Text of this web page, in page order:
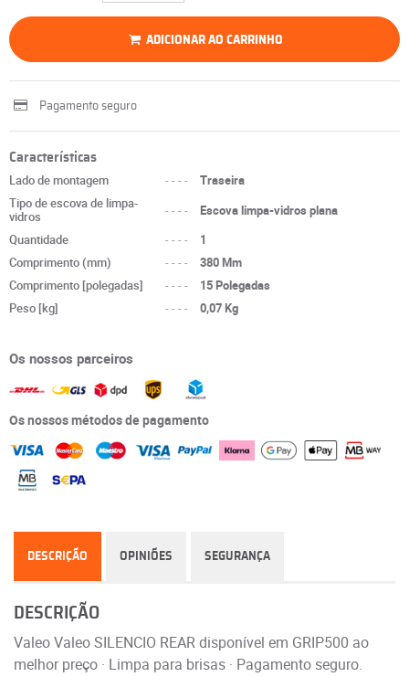
ADICIONAR AO CARRINHO
Pagamento seguro
Características
Lado de montagem ----
Traseira
Tipo de escova de limpa-
vidros
----
Escova limpa-vidros plana
Quantidade
----
1
Comprimento (mm)
----
380 Mm
Comprimento [polegadas]
----
15 Polegadas
Peso [kg]
---- 0,07 Kg
Os nossos parceiros
Os nossos métodos de pagamento
DESCRIÇÃO OPINIÕES SEGURANÇA
DESCRIÇÃO
Valeo Valeo SILENCIO REAR disponível em GRIP500 ao
melhor preço · Limpa para brisas · Pagamento seguro.